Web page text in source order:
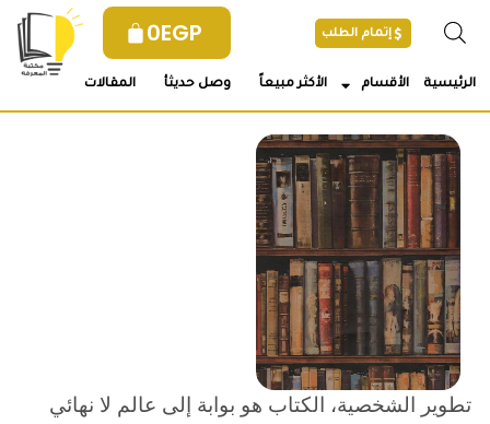
0EGP إتمام الطلب
الرئيسية الأقسام الأكثر مبيعاً وصل حديثأ المقالات
تطوير الشخصية، الكتاب هو بوابة إلى عالم لا نهائي